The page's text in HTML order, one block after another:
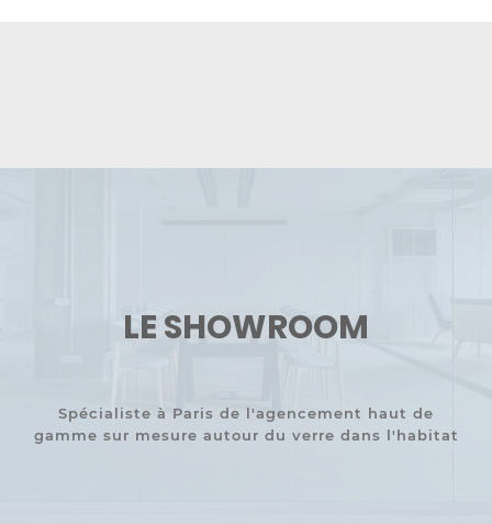
LE SHOWROOM
Spécialiste à Paris de l'agencement haut de
gamme sur mesure autour du verre dans l'habitat